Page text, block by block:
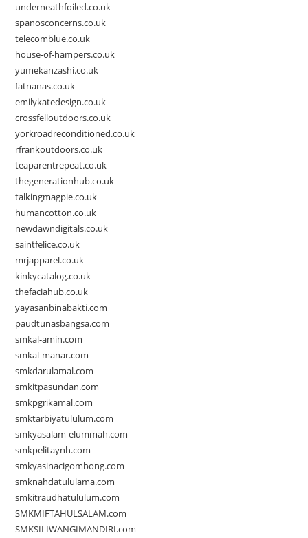
underneathfoiled.co.uk
spanosconcerns.co.uk
telecomblue.co.uk
house-of-hampers.co.uk
yumekanzashi.co.uk
fatnanas.co.uk
emilykatedesign.co.uk
crossfelloutdoors.co.uk
yorkroadreconditioned.co.uk
rfrankoutdoors.co.uk
teaparentrepeat.co.uk
thegenerationhub.co.uk
talkingmagpie.co.uk
humancotton.co.uk
newdawndigitals.co.uk
saintfelice.co.uk
mrjapparel.co.uk
kinkycatalog.co.uk
thefaciahub.co.uk
yayasanbinabakti.com
paudtunasbangsa.com
smkal-amin.com
smkal-manar.com
smkdarulamal.com
smkitpasundan.com
smkpgrikamal.com
smktarbiyatululum.com
smkyasalam-elummah.com
smkpelitaynh.com
smkyasinacigombong.com
smknahdatululama.com
smkitraudhatululum.com
SMKMIFTAHULSALAM.com
SMKSILIWANGIMANDIRI.com